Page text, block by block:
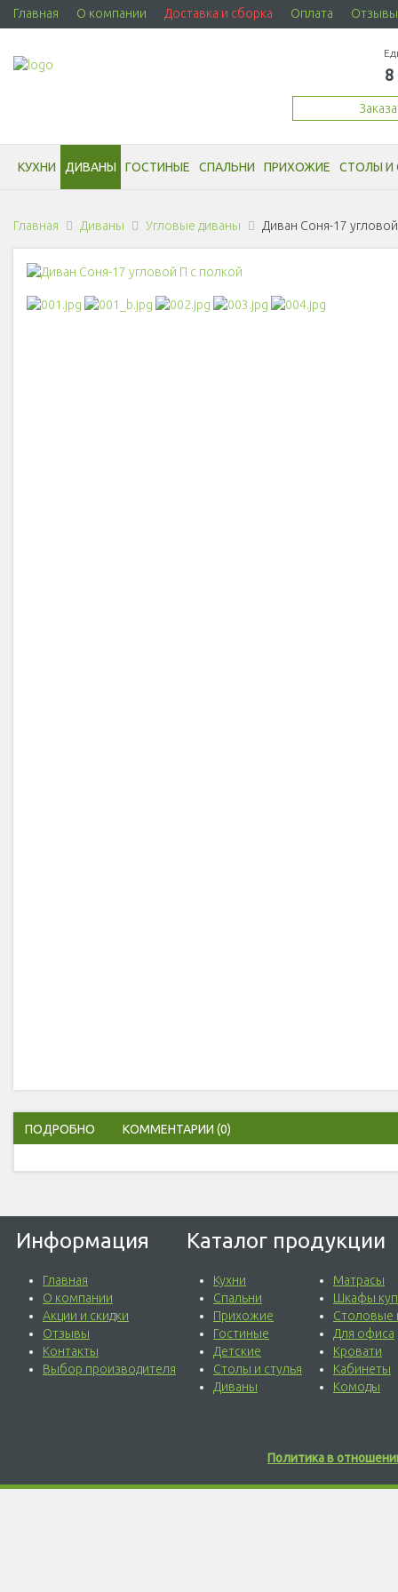
Главная О компании Доставка и сборка Оплата Отзывы
8
КУХНИ ДИВАНЫ ГОСТИНЫЕ СПАЛЬНИ ПРИХОЖИЕ СТОЛЫ И
Главная Диваны Угловые диваны Диван Соня-17
ПОДРОБНО КОММЕНТАРИИ (0)
Информация Каталог продукции
Главная
О компании
Акции и скидки
Отзывы
Контакты
Выбор производителя
Кухни
Спальни
Прихожие
Гостиные
Детские
Столы и стулья
Диваны
Матрасы
Шкафы
Столовые
Для офиса
Кровати
Кабинеты
Комоды
Политика в